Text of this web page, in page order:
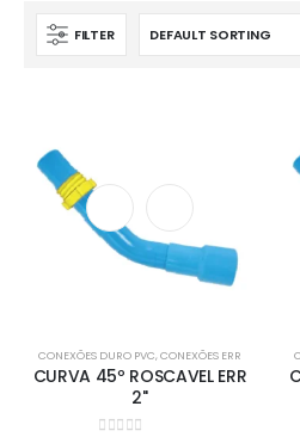
FILTER
CONEXÕES DURO PVC,CONEXÕES ERR
CURVA 45º ROSCAVEL ERR
2''